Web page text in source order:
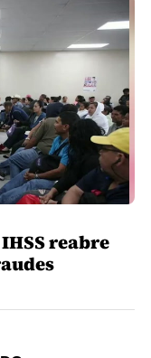
reabre